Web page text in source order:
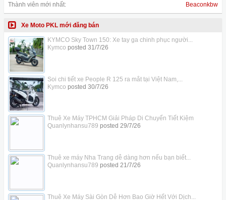
Thành viên mới nhất:
Beaconkbw
Xe Moto PKL mới đăng bán
KYMCO Sky Town 150: Xe tay ga chinh phục người...
Kymco posted 31/7/26
Soi chi tiết xe People R 125 ra mắt tại Việt Nam,...
Kymco posted 30/7/26
Thuê Xe Máy TPHCM Giải Pháp Di Chuyển Tiết Kiệm
Quanlynhansu789 posted 29/7/26
Thuê xe máy Nha Trang dễ dàng hơn nếu bạn biết...
Quanlynhansu789 posted 21/7/26
Thuê Xe Máy Sài Gòn Dễ Hơn Bao Giờ Hết Với Dịch...